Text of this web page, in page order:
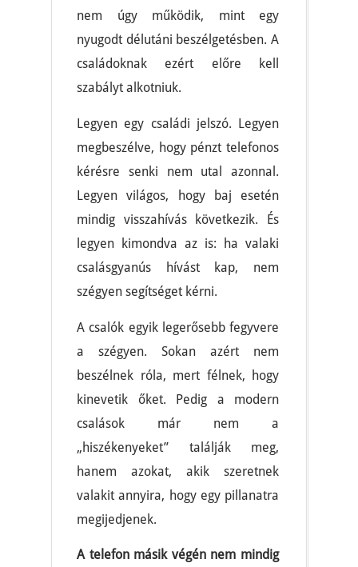
nem úgy működik, mint egy
nyugodt délutáni beszélgetésben. A
családoknak ezért előre kell
szabályt alkotniuk.
Legyen egy családi jelszó. Legyen
megbeszélve, hogy pénzt telefonos
kérésre senki nem utal azonnal.
Legyen világos, hogy baj esetén
mindig visszahívás következik. És
legyen kimondva az is: ha valaki
csalásgyanús hívást kap, nem
szégyen segítséget kérni.
A csalók egyik legerősebb fegyvere
a szégyen. Sokan azért nem
beszélnek róla, mert félnek, hogy
kinevetik őket. Pedig a modern
csalások már nem a
„hiszékenyeket” találják meg,
hanem azokat, akik szeretnek
valakit annyira, hogy egy pillanatra
megijedjenek.
A telefon másik végén nem mindig